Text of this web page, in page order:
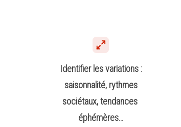
Identifier les variations :
saisonnalité, rythmes
sociétaux, tendances
éphémères…